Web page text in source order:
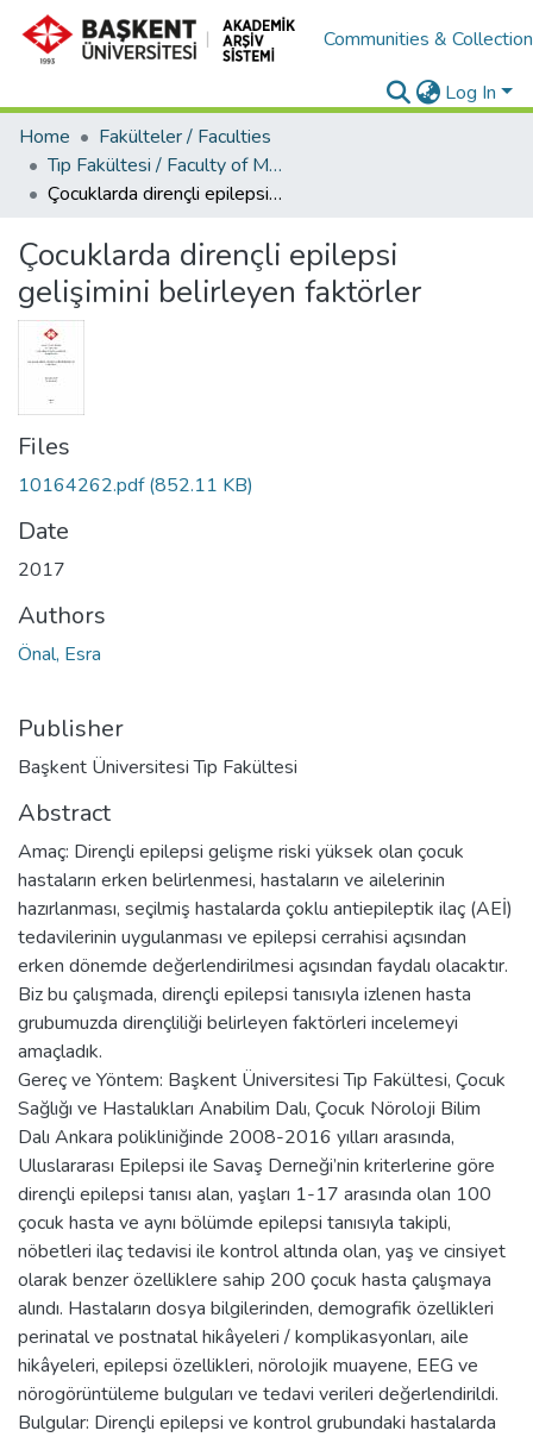
Communities &
Log In
Home
Fakülteler / Faculties
Tıp Fakültesi / Faculty of Medicine
Çocuklarda dirençli epilepsi gelişimini belirleyen faktörler
Çocuklarda dirençli epilepsi
gelişimini belirleyen faktörler
Files
10164262.pdf(852.11 KB)
Date
2017
Authors
Önal, Esra
Publisher
Başkent Üniversitesi Tıp Fakültesi
Abstract
Amaç: Dirençli epilepsi gelişme riski yüksek olan çocuk
hastaların erken belirlenmesi, hastaların ve ailelerinin
hazırlanması, seçilmiş hastalarda çoklu antiepileptik ilaç (AEİ)
tedavilerinin uygulanması ve epilepsi cerrahisi açısından
erken dönemde değerlendirilmesi açısından faydalı olacaktır.
Biz bu çalışmada, dirençli epilepsi tanısıyla izlenen hasta
grubumuzda dirençliliği belirleyen faktörleri incelemeyi
amaçladık.
Gereç ve Yöntem: Başkent Üniversitesi Tıp Fakültesi, Çocuk
Sağlığı ve Hastalıkları Anabilim Dalı, Çocuk Nöroloji Bilim
Dalı Ankara polikliniğinde 2008-2016 yılları arasında,
Uluslararası Epilepsi ile Savaş Derneği’nin kriterlerine göre
dirençli epilepsi tanısı alan, yaşları 1-17 arasında olan 100
çocuk hasta ve aynı bölümde epilepsi tanısıyla takipli,
nöbetleri ilaç tedavisi ile kontrol altında olan, yaş ve cinsiyet
olarak benzer özelliklere sahip 200 çocuk hasta çalışmaya
alındı. Hastaların dosya bilgilerinden, demografik özellikleri
perinatal ve postnatal hikâyeleri / komplikasyonları, aile
hikâyeleri, epilepsi özellikleri, nörolojik muayene, EEG ve
nörogörüntüleme bulguları ve tedavi verileri değerlendirildi.
Bulgular: Dirençli epilepsi ve kontrol grubundaki hastalarda